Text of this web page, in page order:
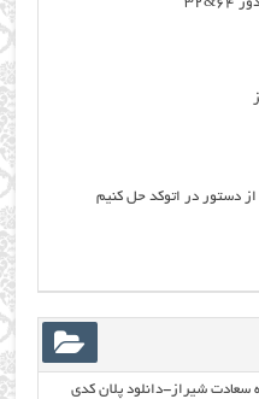
دستور در اتوکد حل کنیم
سعادت شیراز-دانلود پلان کدی